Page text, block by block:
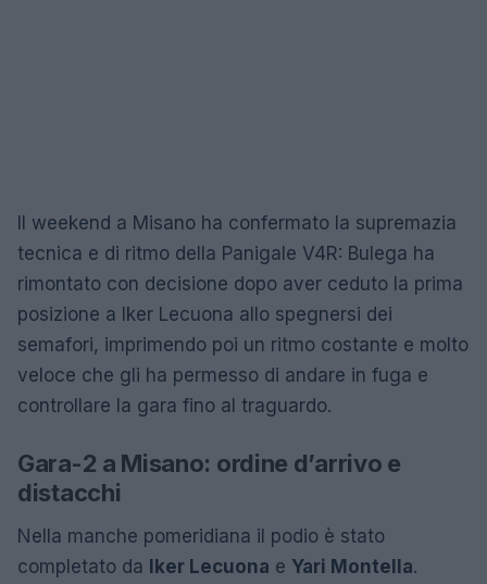
Il weekend a Misano ha confermato la supremazia
tecnica e di ritmo della Panigale V4R: Bulega ha
rimontato con decisione dopo aver ceduto la prima
posizione a Iker Lecuona allo spegnersi dei
semafori, imprimendo poi un ritmo costante e molto
veloce che gli ha permesso di andare in fuga e
controllare la gara fino al traguardo.
Gara-2 a Misano: ordine d’arrivo e
distacchi
Nella manche pomeridiana il podio è stato
completato da
Iker Lecuona e Yari Montella.